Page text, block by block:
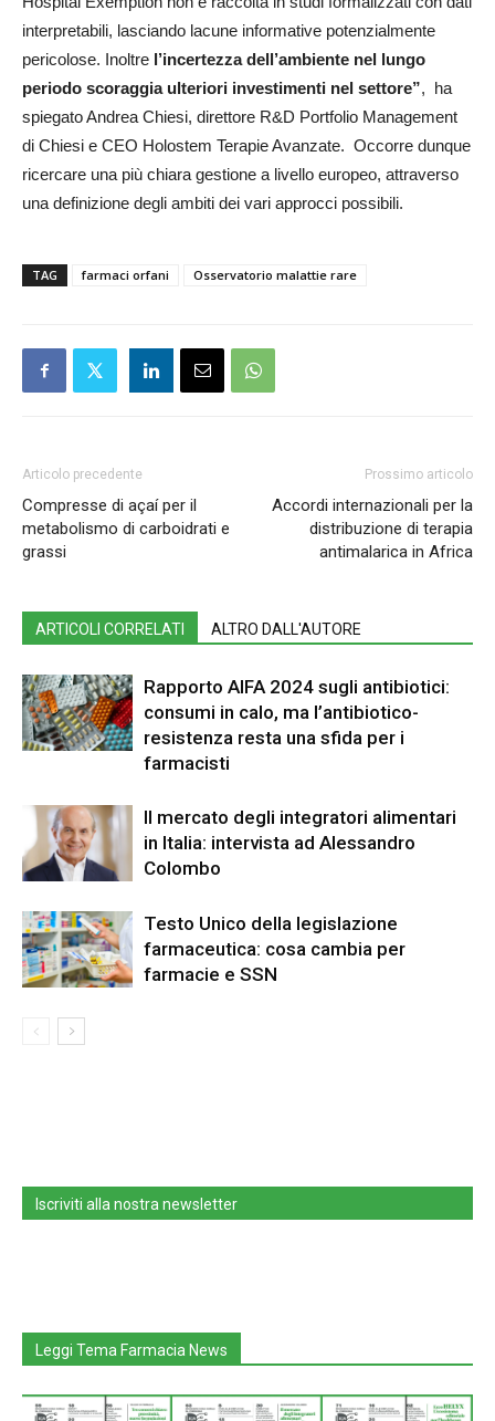
interpretabili, lasciando lacune informative potenzialmente
pericolose. Inoltre l’incertezza dell’ambiente nel lungo
periodo scoraggia ulteriori investimenti nel settore”, ha
spiegato Andrea Chiesi, direttore R&D Portfolio Management
di Chiesi e CEO Holostem Terapie Avanzate. Occorre dunque
ricercare una più chiara gestione a livello europeo, attraverso
una definizione degli ambiti dei vari approcci possibili.
TAG farmaci orfani Osservatorio malattie rare
Articolo precedente
Compresse di açaí per il
metabolismo di carboidrati e
grassi
Prossimo articolo
Accordi internazionali per la
distribuzione di terapia
antimalarica in Africa
ARTICOLI CORRELATI ALTRO DALL'AUTORE
Rapporto AIFA 2024 sugli antibiotici:
consumi in calo, ma l’antibiotico-
resistenza resta una sfida per i
farmacisti
Il mercato degli integratori alimentari
in Italia: intervista ad Alessandro
Colombo
Testo Unico della legislazione
farmaceutica: cosa cambia per
farmacie e SSN
Iscriviti alla nostra newsletter
Leggi Tema Farmacia News